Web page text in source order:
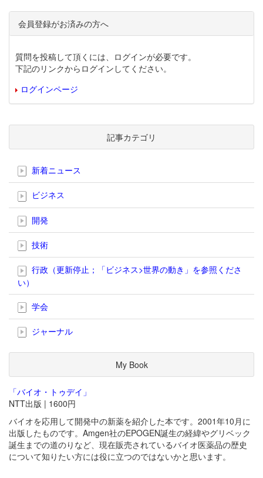
会員登録がお済みの方へ
質問を投稿して頂くには、ログインが必要です。
下記のリンクからログインしてください。
ログインページ
記事カテゴリ
新着ニュース
ビジネス
開発
技術
行政（更新停止；「ビジネス>世界の動き」を参照くださ
い）
学会
ジャーナル
My Book
「バイオ・トゥデイ」
NTT出版 | 1600円
バイオを応用して開発中の新薬を紹介した本です。2001年10月に
出版したものです。Amgen社のEPOGEN誕生の経緯やグリベック
誕生までの道のりなど、現在販売されているバイオ医薬品の歴史
について知りたい方には役に立つのではないかと思います。